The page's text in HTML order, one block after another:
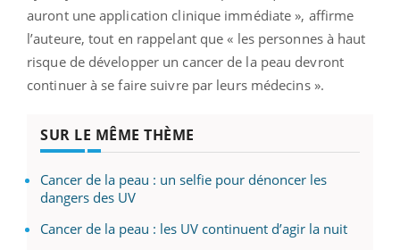
auront une application clinique immédiate », affirme
l’auteure, tout en rappelant que « les personnes à haut
risque de développer un cancer de la peau devront
continuer à se faire suivre par leurs médecins ».
SUR LE MÊME THÈME
Cancer de la peau : un selfie pour dénoncer les
dangers des UV
Cancer de la peau : les UV continuent d’agir la nuit